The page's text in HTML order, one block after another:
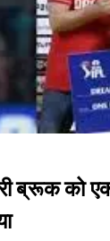
ब्रूक को